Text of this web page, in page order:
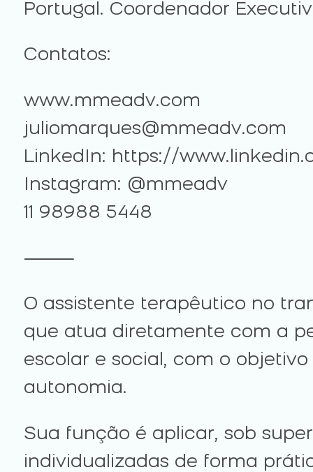
Portugal. Coordenador
Contatos:
www.mmeadv.com
juliomarques@mmeadv.com
LinkedIn: https://
Instagram: @mmeadv
11 98988 5448
⸻
O assistente terapêutico no
que atua diretamente com a
escolar e social, com o
autonomia.
Sua função é aplicar, sob
individualizadas de forma